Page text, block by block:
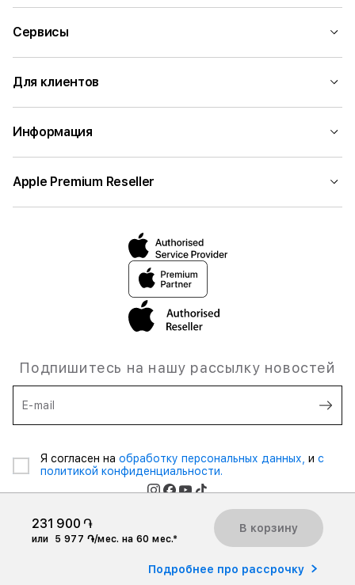
231 900 ֏
или 5 977 ֏/мес. на 60 мес.*
В корзину
Подробнее про рассрочку
Сервисы
Для клиентов
Информация
Apple Premium Reseller
Подпишитесь на нашу рассылку новостей
E-mail
Я согласен на обработку персональных данных, и с
политикой конфиденциальности.
2026 iSpace Armenia. Все права защищены.